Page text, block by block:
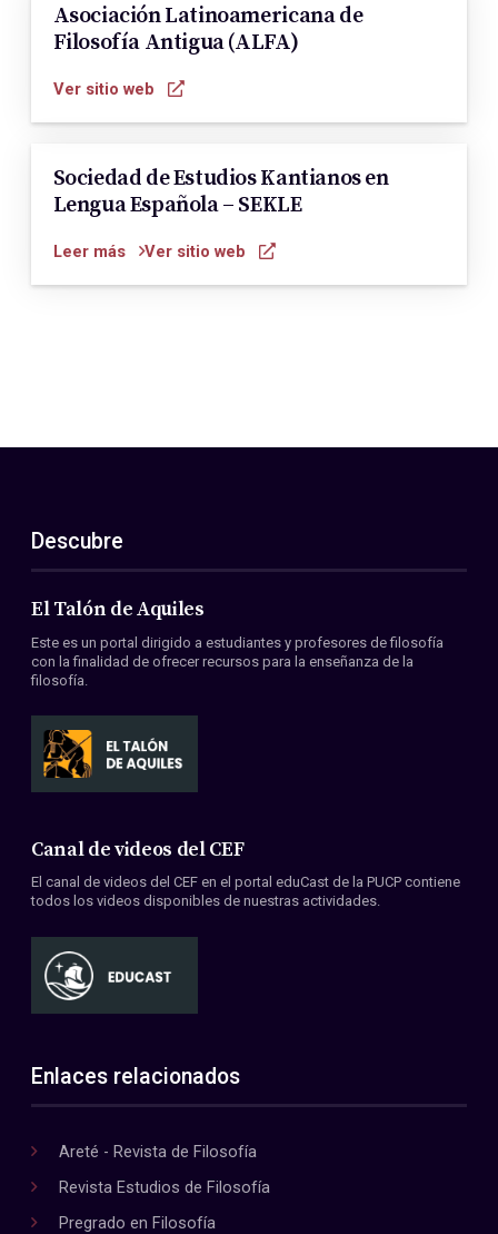
Asociación Latinoamericana de
Filosofía Antigua (ALFA)
Ver sitio web
Sociedad de Estudios Kantianos en
Lengua Española – SEKLE
Leer más Ver sitio web
Descubre
El Talón de Aquiles
Este es un portal dirigido a estudiantes y profesores de filosofía
con la finalidad de ofrecer recursos para la enseñanza de la
filosofía.
Canal de videos del CEF
El canal de videos del CEF en el portal eduCast de la PUCP contiene
todos los videos disponibles de nuestras actividades.
Enlaces relacionados
Areté - Revista de Filosofía
Revista Estudios de Filosofía
Pregrado en Filosofía